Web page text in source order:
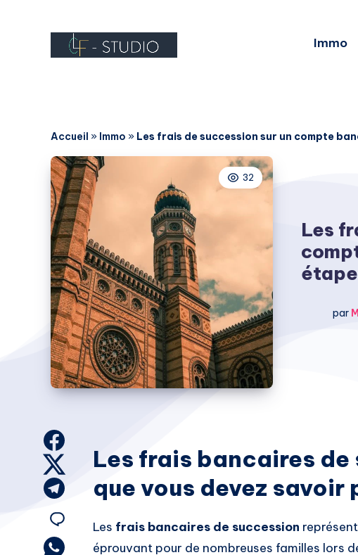
Immo
Accueil » Immo » Les frais de succession sur un compte
32
Les
par
Facebook
Share
Twitter
Share
Telegram
Share
Les frais bancaires de
que vous devez savoir
Les frais bancaires de succession
éprouvant pour de nombreuses familles lors